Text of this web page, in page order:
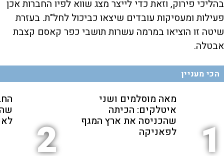
בהליכי פירוק, וזאת כדי לייצר מצג שווא לפיו החברות אכן
פעילות ומעסיקות עובדים שיצאו כביכול לחל"ת. בעזרת
שיטה זו הוציאו במרמה עשרות תושבי כפר קאסם קצבת
אבטלה.
הכי מעניין
1
מאה מוסלמים ושני
איטלקים: הכיתה
שהכניסה את ארץ המגף
לפאניקה 2